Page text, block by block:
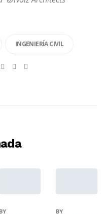
INGENIERÍA CIVIL
BY
BY